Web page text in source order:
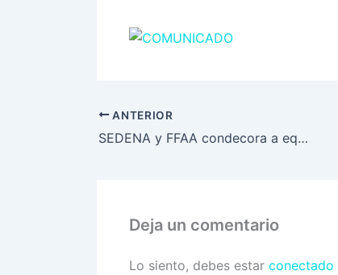
ANTERIOR
SEDENA y FFAA condecora a equipo Fuerzas Comando
Deja un comentario
Lo siento, debes estar conectado